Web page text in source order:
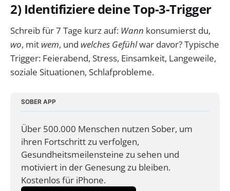
2) Identifiziere deine Top-3-Trigger
Schreib für 7 Tage kurz auf: Wann konsumierst du,
wo, mit wem, und welches Gefühlwar davor? Typische
Trigger: Feierabend, Stress, Einsamkeit, Langeweile,
soziale Situationen, Schlafprobleme.
SOBER APP
Über 500.000 Menschen nutzen Sober, um
ihren Fortschritt zu verfolgen,
Gesundheitsmeilensteine zu sehen und
motiviert in der Genesung zu bleiben.
Kostenlos für iPhone.